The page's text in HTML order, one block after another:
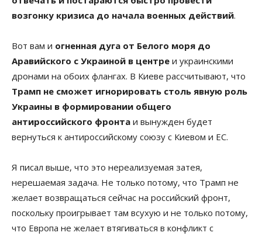
возгонку кризиса до начала военных действий.
Вот вам и огненная дуга от Белого моря до
Аравийского с Украиной в центре и украинскими
дронами на обоих флангах. В Киеве рассчитывают, что
Трамп не сможет игнорировать столь явную роль
Украины в формировании общего
антироссийского фронта и вынужден будет
вернуться к антироссийскому союзу с Киевом и ЕС.
Я писал выше, что это нереализуемая затея,
нерешаемая задача. Не только потому, что Трамп не
желает возвращаться сейчас на российский фронт,
поскольку проигрывает там всухую и не только потому,
что Европа не желает втягиваться в конфликт с